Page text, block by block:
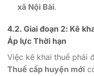
xã Nội Bài.
4.2. Giai đoạn 2: Kê
Áp lực Thời hạn
Việc kê khai thuế phải
Thuế cấp huyện mới